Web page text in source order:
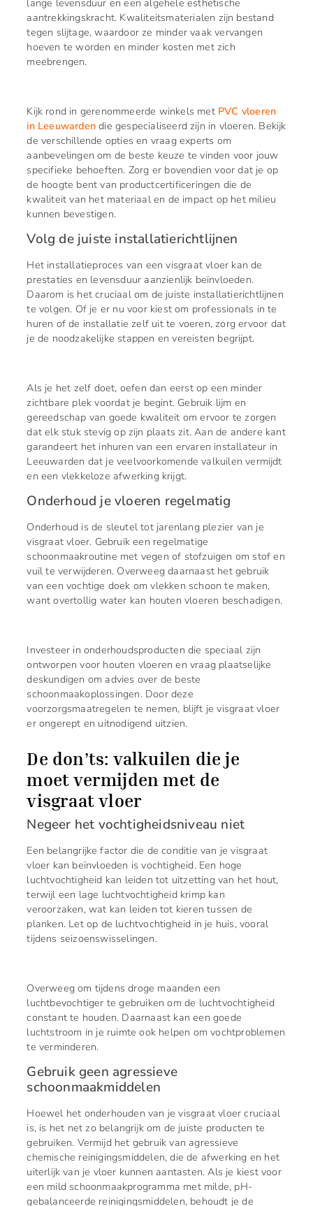
aantrekkingskracht. Kwaliteitsmaterialen zijn bestand
tegen slijtage, waardoor ze minder vaak vervangen
hoeven te worden en minder kosten met zich
meebrengen.
Kijk rond in gerenommeerde winkels met PVC vloeren
in Leeuwarden die gespecialiseerd zijn in vloeren. Bekijk
de verschillende opties en vraag experts om
aanbevelingen om de beste keuze te vinden voor jouw
specifieke behoeften. Zorg er bovendien voor dat je op
de hoogte bent van productcertificeringen die de
kwaliteit van het materiaal en de impact op het milieu
kunnen bevestigen.
Volg de juiste installatierichtlijnen
Het installatieproces van een visgraat vloer kan de
prestaties en levensduur aanzienlijk beïnvloeden.
Daarom is het cruciaal om de juiste installatierichtlijnen
te volgen. Of je er nu voor kiest om professionals in te
huren of de installatie zelf uit te voeren, zorg ervoor dat
je de noodzakelijke stappen en vereisten begrijpt.
Als je het zelf doet, oefen dan eerst op een minder
zichtbare plek voordat je begint. Gebruik lijm en
gereedschap van goede kwaliteit om ervoor te zorgen
dat elk stuk stevig op zijn plaats zit. Aan de andere kant
garandeert het inhuren van een ervaren installateur in
Leeuwarden dat je veelvoorkomende valkuilen vermijdt
en een vlekkeloze afwerking krijgt.
Onderhoud je vloeren regelmatig
Onderhoud is de sleutel tot jarenlang plezier van je
visgraat vloer. Gebruik een regelmatige
schoonmaakroutine met vegen of stofzuigen om stof en
vuil te verwijderen. Overweeg daarnaast het gebruik
van een vochtige doek om vlekken schoon te maken,
want overtollig water kan houten vloeren beschadigen.
Investeer in onderhoudsproducten die speciaal zijn
ontworpen voor houten vloeren en vraag plaatselijke
deskundigen om advies over de beste
schoonmaakoplossingen. Door deze
voorzorgsmaatregelen te nemen, blijft je visgraat vloer
er ongerept en uitnodigend uitzien.
De don’ts: valkuilen die je
moet vermijden met de
visgraat vloer
Negeer het vochtigheidsniveau niet
Een belangrijke factor die de conditie van je visgraat
vloer kan beïnvloeden is vochtigheid. Een hoge
luchtvochtigheid kan leiden tot uitzetting van het hout,
terwijl een lage luchtvochtigheid krimp kan
veroorzaken, wat kan leiden tot kieren tussen de
planken. Let op de luchtvochtigheid in je huis, vooral
tijdens seizoenswisselingen.
Overweeg om tijdens droge maanden een
luchtbevochtiger te gebruiken om de luchtvochtigheid
constant te houden. Daarnaast kan een goede
luchtstroom in je ruimte ook helpen om vochtproblemen
te verminderen.
Gebruik geen agressieve
schoonmaakmiddelen
Hoewel het onderhouden van je visgraat vloer cruciaal
is, is het net zo belangrijk om de juiste producten te
gebruiken. Vermijd het gebruik van agressieve
chemische reinigingsmiddelen, die de afwerking en het
uiterlijk van je vloer kunnen aantasten. Als je kiest voor
een mild schoonmaakprogramma met milde, pH-
gebalanceerde reinigingsmiddelen, behoudt je de